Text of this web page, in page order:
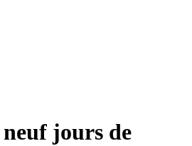
jours de